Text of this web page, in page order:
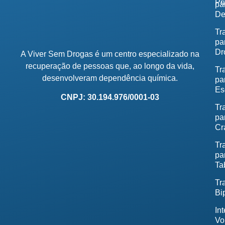
A Viver Sem Drogas é um centro especializado na
recuperação de pessoas que, ao longo da vida,
desenvolveram dependência química.
CNPJ: 30.194.976/0001-03